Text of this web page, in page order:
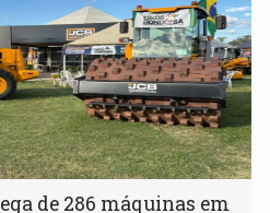
de 286 máquinas em